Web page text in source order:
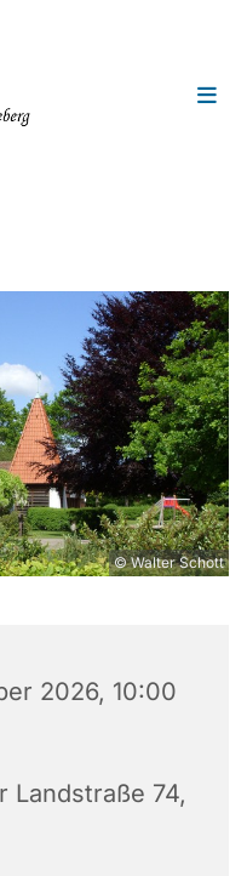
© Walter Schott
2026, 10:00
Landstraße 74,